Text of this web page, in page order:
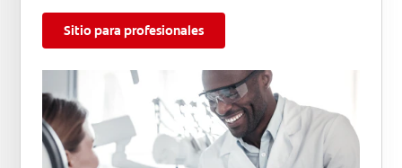
Sitio para profesionales